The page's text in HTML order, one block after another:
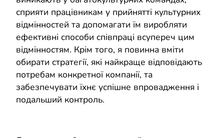
сприяти працівникам у прийнятті культурних
відмінностей та допомагати їм виробляти
ефективні способи співпраці всупереч цим
відмінностям. Крім того, я повинна вміти
обирати стратегії, які найкраще відповідають
потребам конкретної компанії, та
забезпечувати їхнє успішне впровадження і
подальший контроль.